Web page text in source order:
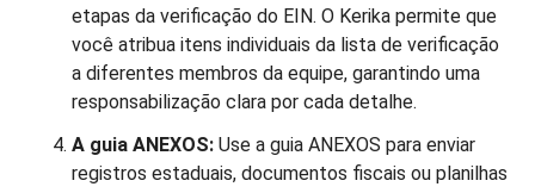
etapas da verificação do EIN. O Kerika permite que
você atribua itens individuais da lista de verificação
a diferentes membros da equipe, garantindo uma
responsabilização clara por cada detalhe.
A guia ANEXOS: Use a guia ANEXOS para enviar
registros estaduais, documentos fiscais ou planilhas